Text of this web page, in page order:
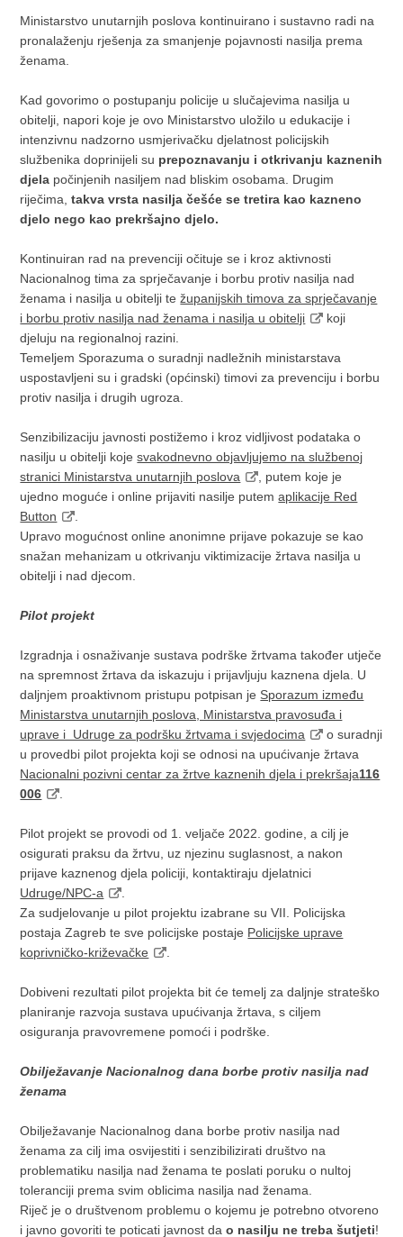
Ministarstvo unutarnjih poslova kontinuirano i sustavno radi na
pronalaženju rješenja za smanjenje pojavnosti nasilja prema
ženama.
Kad govorimo o postupanju policije u slučajevima nasilja u
obitelji, napori koje je ovo Ministarstvo uložilo u edukacije i
intenzivnu nadzorno usmjerivačku djelatnost policijskih
službenika doprinijeli su prepoznavanju i otkrivanju kaznenih
djela počinjenih nasiljem nad bliskim osobama. Drugim
riječima, takva vrsta nasilja češće se tretira kao kazneno
djelo nego kao prekršajno djelo.
Kontinuiran rad na prevenciji očituje se i kroz aktivnosti
Nacionalnog tima za sprječavanje i borbu protiv nasilja nad
ženama i nasilja u obitelji težupanijskih timova za sprječavanje
i borbu protiv nasilja nad ženama i nasilja u obitelji
koji
djeluju na regionalnoj razini.
Temeljem Sporazuma o suradnji nadležnih ministarstava
uspostavljeni su i gradski (općinski) timovi za prevenciju i borbu
protiv nasilja i drugih ugroza.
Senzibilizaciju javnosti postižemo i kroz vidljivost podataka o
nasilju u obitelji kojesvakodnevno objavljujemo na službenoj
stranici Ministarstva unutarnjih poslova
, putem koje je
ujedno moguće i online prijaviti nasilje putemaplikacije Red
Button
Upravo mogućnost online anonimne prijave pokazuje se kao
snažan mehanizam u otkrivanju viktimizacije žrtava nasilja u
obitelji i nad djecom.
Pilot projekt
Izgradnja i osnaživanje sustava podrške žrtvama također utječe
na spremnost žrtava da iskazuju i prijavljuju kaznena djela. U
daljnjem proaktivnom pristupu potpisan je Sporazum između
Ministarstva unutarnjih poslova, Ministarstva pravosuđa i
uprave i Udruge za podršku žrtvama i svjedocima
o suradnji
u provedbi pilot projekta koji se odnosi na upućivanje žrtava
Nacionalni pozivni centar za žrtve kaznenih djela i prekršaja116
006
Pilot projekt se provodi od 1. veljače 2022. godine, a cilj je
osigurati praksu da žrtvu, uz njezinu suglasnost, a nakon
prijave kaznenog djela policiji, kontaktiraju djelatnici
Udruge/NPC-a
Za sudjelovanje u pilot projektu izabrane su VII. Policijska
postaja Zagreb te sve policijske postaje Policijske uprave
koprivničko-križevačke
Dobiveni rezultati pilot projekta bit će temelj za daljnje strateško
planiranje razvoja sustava upućivanja žrtava, s ciljem
osiguranja pravovremene pomoći i podrške.
Obilježavanje Nacionalnog dana borbe protiv nasilja nad
ženama
Obilježavanje Nacionalnog dana borbe protiv nasilja nad
ženama za cilj ima osvijestiti i senzibilizirati društvo na
problematiku nasilja nad ženama te poslati poruku o nultoj
toleranciji prema svim oblicima nasilja nad ženama.
Riječ je o društvenom problemu o kojemu je potrebno otvoreno
i javno govoriti te poticati javnost dao nasilju ne treba šutjeti!